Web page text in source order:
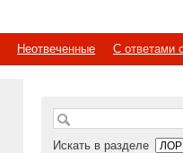
Неотвеченные
С ответами
Искать в разделе